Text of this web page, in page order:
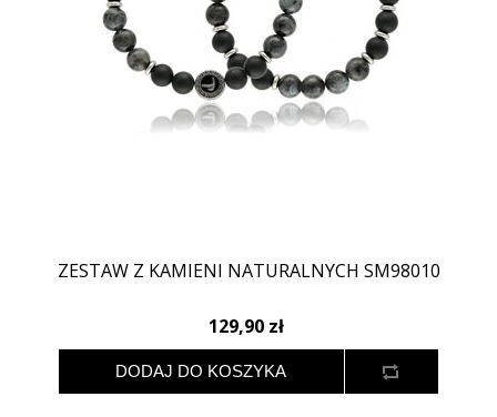
ZESTAW Z KAMIENI NATURALNYCH SM98010
129,90 zł